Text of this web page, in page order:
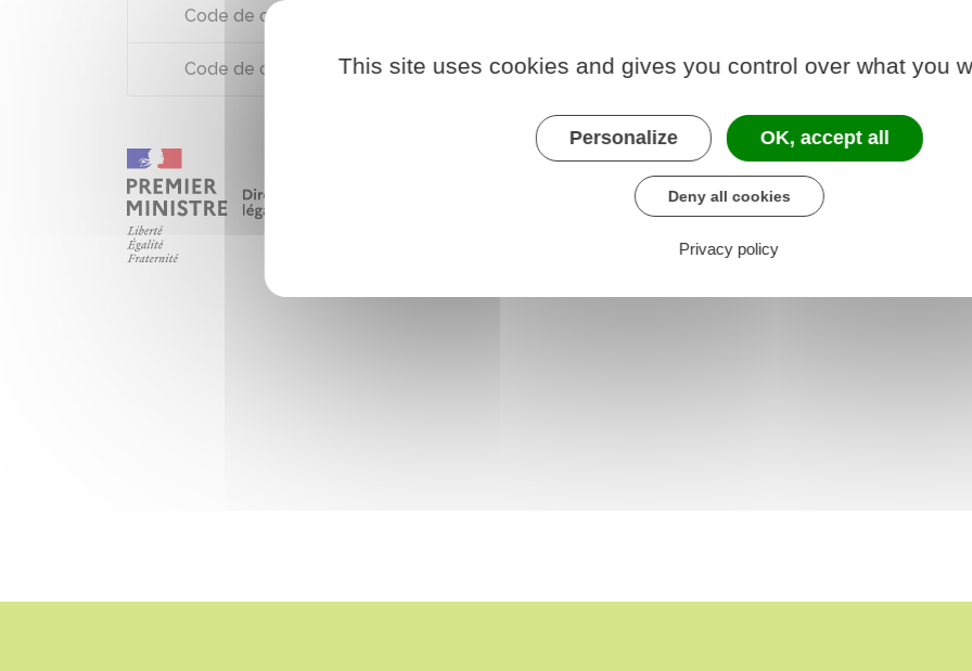
Code de commerce : articles L145-4 à L145-7-1
Code de commerce : article R145-38This site uses cookies and gives you control over what you
Personalize OK, accept all
Deny all cookies
Privacy policy